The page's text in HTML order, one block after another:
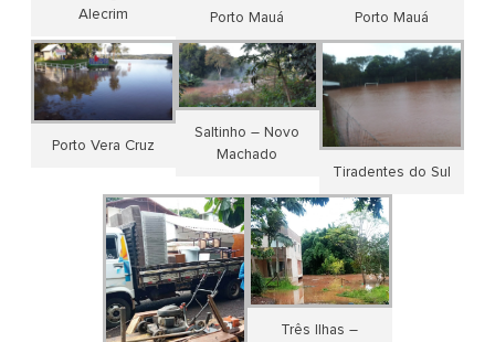
Alecrim
Porto Mauá Porto Mauá
Porto Vera Cruz
Saltinho – Novo
Machado
Tiradentes do Sul
Três Ilhas –